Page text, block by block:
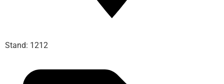
Stand: 1212